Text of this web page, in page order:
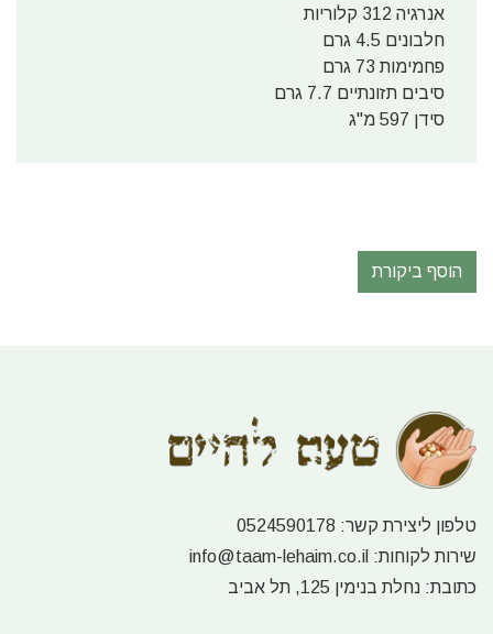
אנרגיה 312 קלוריות
חלבונים 4.5 גרם
פחמימות 73 גרם
סיבים תזונתיים 7.7 גרם
סידן 597 מ"ג
הוסף ביקורת
טלפון ליצירת קשר: 0524590178
שירות לקוחות: info@taam-lehaim.co.il
כתובת: נחלת בנימין 125, תל אביב